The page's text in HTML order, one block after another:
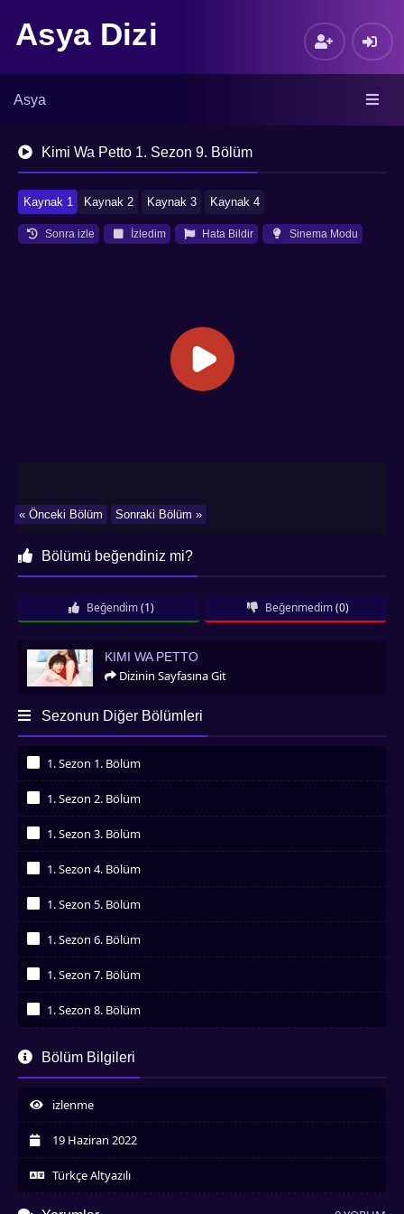
Asya Dizi
Asya
Kimi Wa Petto 1. Sezon 9. Bölüm
Kaynak 1 Kaynak 2 Kaynak 3 Kaynak 4
Sonra izle İzledim Hata Bildir Sinema Modu
Sonraki Bölüm »
« Önceki Bölüm
Bölümü beğendiniz mi?
Beğendim (1) Beğenmedim (0)
Kimi Wa Petto
KIMI WA PETTO
Dizinin Sayfasına Git
Sezonun Diğer Bölümleri
1. Sezon 1. Bölüm
1. Sezon 2. Bölüm
1. Sezon 3. Bölüm
1. Sezon 4. Bölüm
1. Sezon 5. Bölüm
1. Sezon 6. Bölüm
1. Sezon 7. Bölüm
1. Sezon 8. Bölüm
İzledim
İzledim
1. Sezon 10. Bölüm
İzledim
İzledim
İzledim
1. Sezon 13. Bölüm
Bölüm Bilgileri
izlenme
19 Haziran 2022
Türkçe Altyazılı